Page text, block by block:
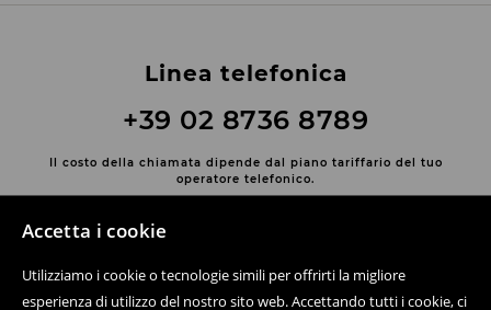
Accetta i cookie
Utilizziamo i cookie o tecnologie simili per offrirti la migliore
esperienza di utilizzo del nostro sito web. Accettando tutti i cookie, ci
Linea telefonica
+39 02 8736 8789
Il costo della chiamata dipende dal piano tariffario del tuo
operatore telefonico.
Scopri di più su House